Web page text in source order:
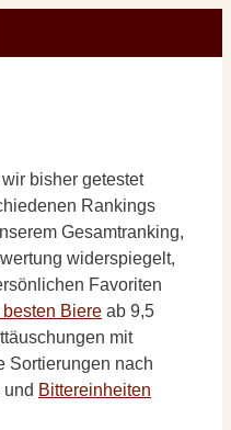
bisher getestet
Rankings
Gesamtranking,
widerspiegelt,
Favoriten
Biere ab 9,5
mit
Sortierungen nach
Bittereinheiten